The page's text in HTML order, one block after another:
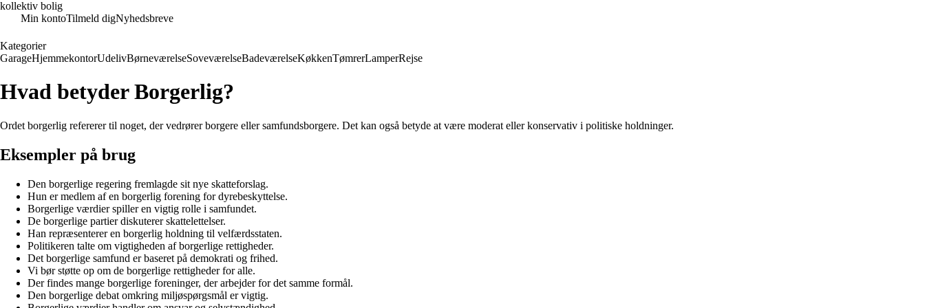
kollektiv bolig
Min kontoTilmeld digNyhedsbreve
Kategorier
GarageHjemmekontorUdelivBørneværelseSoveværelseBadeværelseKøkkenTømrerLamperRejse
Hvad betyder Borgerlig?
Ordet borgerlig refererer til noget, der vedrører borgere eller samfundsborgere. Det kan også betyde at være moderat eller konservativ i politiske holdninger.
Eksempler på brug
Den borgerlige regering fremlagde sit nye skatteforslag.
Hun er medlem af en borgerlig forening for dyrebeskyttelse.
Borgerlige værdier spiller en vigtig rolle i samfundet.
De borgerlige partier diskuterer skattelettelser.
Han repræsenterer en borgerlig holdning til velfærdsstaten.
Politikeren talte om vigtigheden af borgerlige rettigheder.
Det borgerlige samfund er baseret på demokrati og frihed.
Vi bør støtte op om de borgerlige rettigheder for alle.
Der findes mange borgerlige foreninger, der arbejder for det samme formål.
Den borgerlige debat omkring miljøspørgsmål er vigtig.